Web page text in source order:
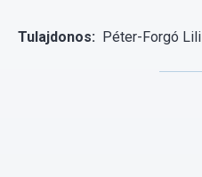
Tulajdonos: Péter-Forgó Lili